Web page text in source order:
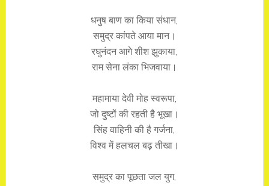
धनुष बाण का किया संधान,
समुद्र कांपते आया मान।
रघुनंदन आगे शीश झुकाया,
राम सेना लंका भिजवाया।
महामाया देवी मोह स्वरूपा,
जो दुष्टों की रहती है भूखा।
सिंह वाहिनी की है गर्जना,
विश्व में हलचल बढ़ तीखा।
समुद्र का पूछता जल युग,